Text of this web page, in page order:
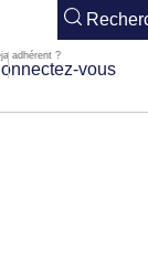
vous